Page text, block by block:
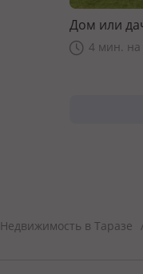
Дом или
4 мин. на
Недвижимость в Таразе /